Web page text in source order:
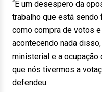
“É um desespero da
trabalho que está
como compra de votos
acontecendo nada
ministerial e a
que nós tivermos a
defendeu.